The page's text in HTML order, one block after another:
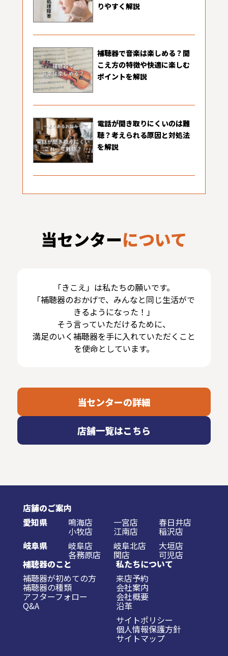
りやすく解説
補聴器で音楽は楽しめる？聞
こえ方の特徴や快適に楽しむ
ポイントを解説
電話が聞き取りにくいのは難
聴？考えられる原因と対処法
を解説
当センターについて
「きこえ」は私たちの願いです。
「補聴器のおかげで、みんなと同じ生活がで
きるようになった！」
そう言っていただけるために、
満足のいく補聴器を手に入れていただくこと
を使命としています。
当センターの詳細
店舗一覧はこちら
店舗のご案内
愛知県
鳴海店 一宮店 春日井店
小牧店 江南店
稲沢店
岐阜県
岐阜店 岐阜北店 大垣店
各務原店 関店 可児店
補聴器のこと
補聴器が初めての方
補聴器の種類
アフターフォロー
Q&A
私たちについて
来店予約
会社案内
会社概要
沿革
サイトポリシー
個人情報保護方針
サイトマップ